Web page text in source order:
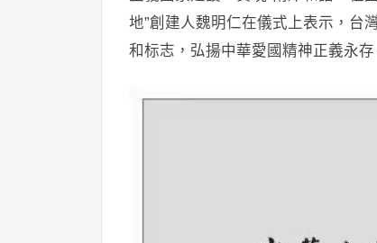
地”創建人魏明仁在儀式上表示，台
和标志，弘揚中華愛國精神正義永存